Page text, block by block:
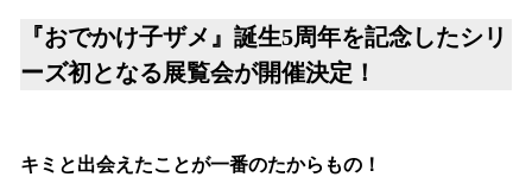
で
『おでかけ子ザメ』誕生5周年を記念したシリ
ーズ初となる展覧会が開催決定！
キミと出会えたことが一番のたからもの！